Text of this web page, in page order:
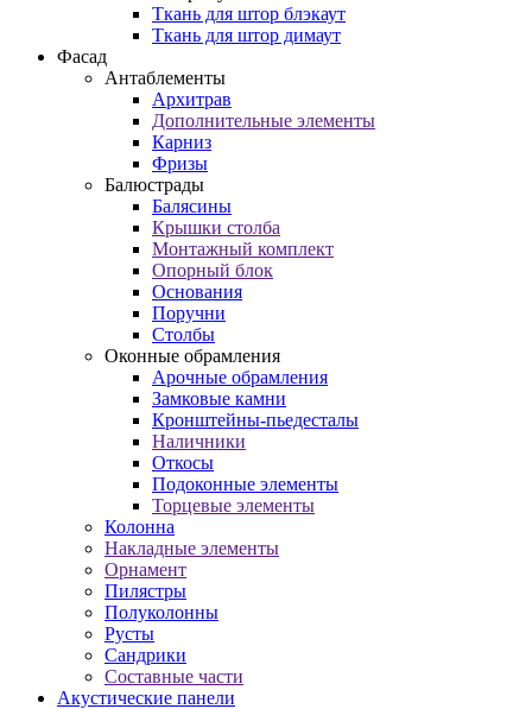
Ткань для штор блэкаут
Ткань для штор димаут
Фасад
Антаблементы
Архитрав
Дополнительные элементы
Карниз
Фризы
Балюстрады
Балясины
Крышки столба
Монтажный комплект
Опорный блок
Основания
Поручни
Столбы
Оконные обрамления
Арочные обрамления
Замковые камни
Кронштейны-пьедесталы
Наличники
Откосы
Подоконные элементы
Торцевые элементы
Колонна
Накладные элементы
Орнамент
Пилястры
Полуколонны
Русты
Сандрики
Составные части
Акустические панели